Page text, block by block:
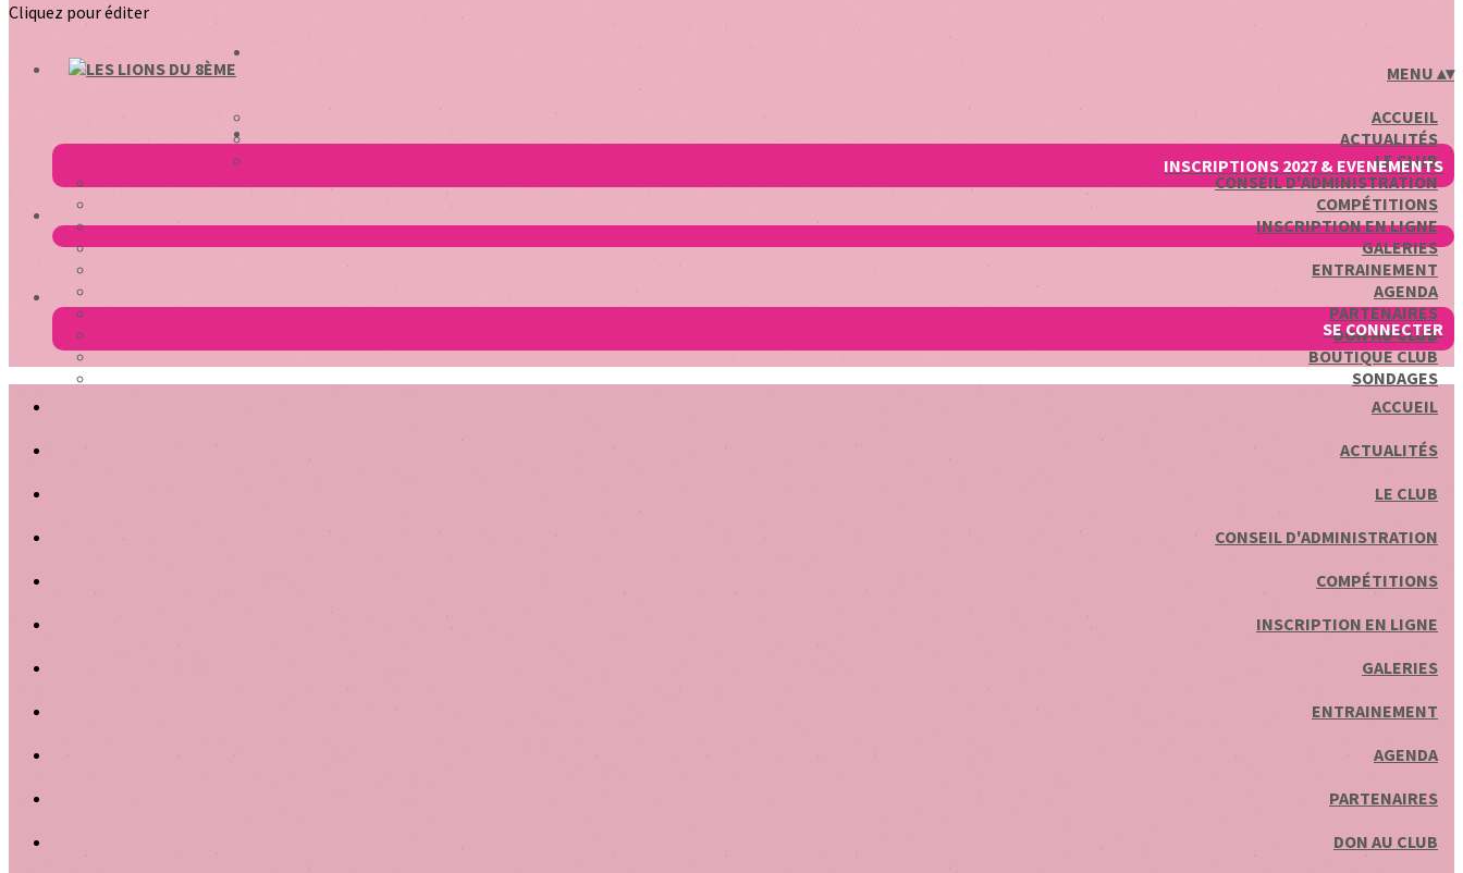
Cliquez pour éditer
MENU ▴▾
ACCUEIL
ACTUALITÉS
LE CLUB
CONSEIL D'ADMINISTRATION
COMPÉTITIONS
INSCRIPTION EN LIGNE
GALERIES
ENTRAINEMENT
AGENDA
PARTENAIRES
DON AU CLUB
BOUTIQUE CLUB
SONDAGES
INSCRIPTIONS 2027 & EVENEMENTS
SE CONNECTER
ACCUEIL
ACTUALITÉS
LE CLUB
CONSEIL D'ADMINISTRATION
COMPÉTITIONS
INSCRIPTION EN LIGNE
GALERIES
ENTRAINEMENT
AGENDA
PARTENAIRES
DON AU CLUB